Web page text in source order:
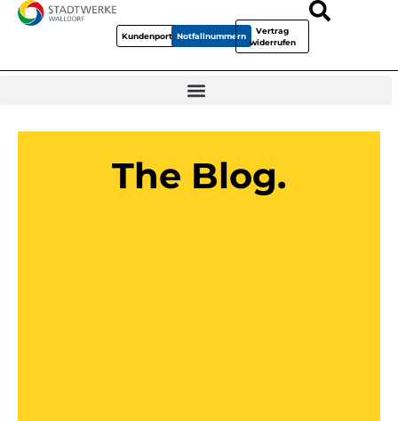
KundenportalNotfallnummern
Vertrag
widerrufen
The Blog.